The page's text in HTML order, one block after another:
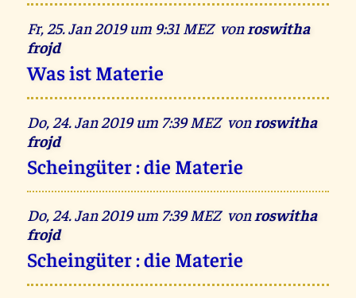
Fr, 25. Jan 2019 um 9:31 MEZ vonroswitha
frojd
Was ist Materie
Do, 24. Jan 2019 um 7:39 MEZ von roswitha
frojd
Scheingüter : die Materie
Do, 24. Jan 2019 um 7:39 MEZ vonroswitha
frojd
Scheingüter : die Materie